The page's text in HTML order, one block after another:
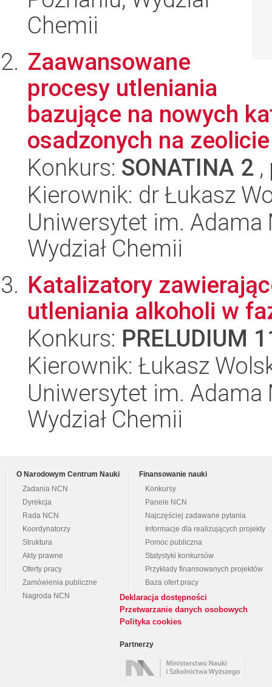
Chemii
Zaawansowane
procesy utleniania
bazujące na nowych
osadzonych na
Konkurs: SONATINA 2
Kierownik: dr Łukasz
Uniwersytet im.
Wydział Chemii
Katalizatory
utleniania alkoholi w
Konkurs: PRELUDIUM
Kierownik: Łukasz
Uniwersytet im.
Wydział Chemii
O Narodowym Centrum Nauki
Zadania NCN
Dyrekcja
Rada NCN
Koordynatorzy
Struktura
Akty prawne
Oferty pracy
Zamówienia publiczne
Nagroda NCN
Finansowanie nauki
Konkursy
Panele NCN
Najczęściej zadawane pytania
Informacje dla realizujących projekty
Pomoc publiczna
Statystyki konkursów
Przykłady finansowanych projektów
Baza ofert pracy
Deklaracja dostępności
Przetwarzanie danych osobowych
Polityka cookies
Partnerzy